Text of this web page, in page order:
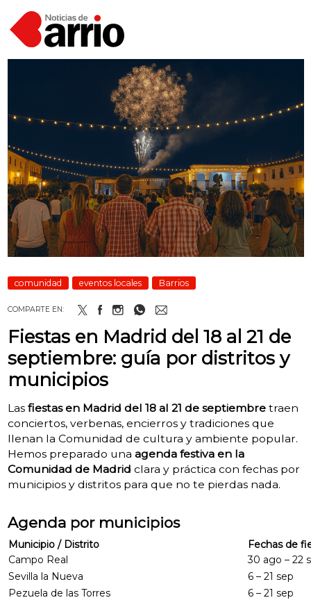
comunidad eventos locales Barrios
COMPARTE EN:
Fiestas en Madrid del 18 al 21 de
septiembre: guía por distritos y
municipios
Las fiestas en Madrid del 18 al 21 de septiembretraen
conciertos, verbenas, encierros y tradiciones que
llenan la Comunidad de cultura y ambiente popular.
Hemos preparado una agenda festiva en la
Comunidad de Madrid clara y práctica con fechas por
municipios y distritos para que no te pierdas nada.
Agenda por municipios
Municipio / Distrito
Fechas de
Campo Real
30 ago – 22
Sevilla la Nueva
6 – 21 sep
Pezuela de las Torres
6 – 21 sep